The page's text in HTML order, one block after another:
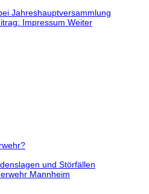
Jahreshauptversammlung
Impressum Weiter
und Störfällen
Mannheim